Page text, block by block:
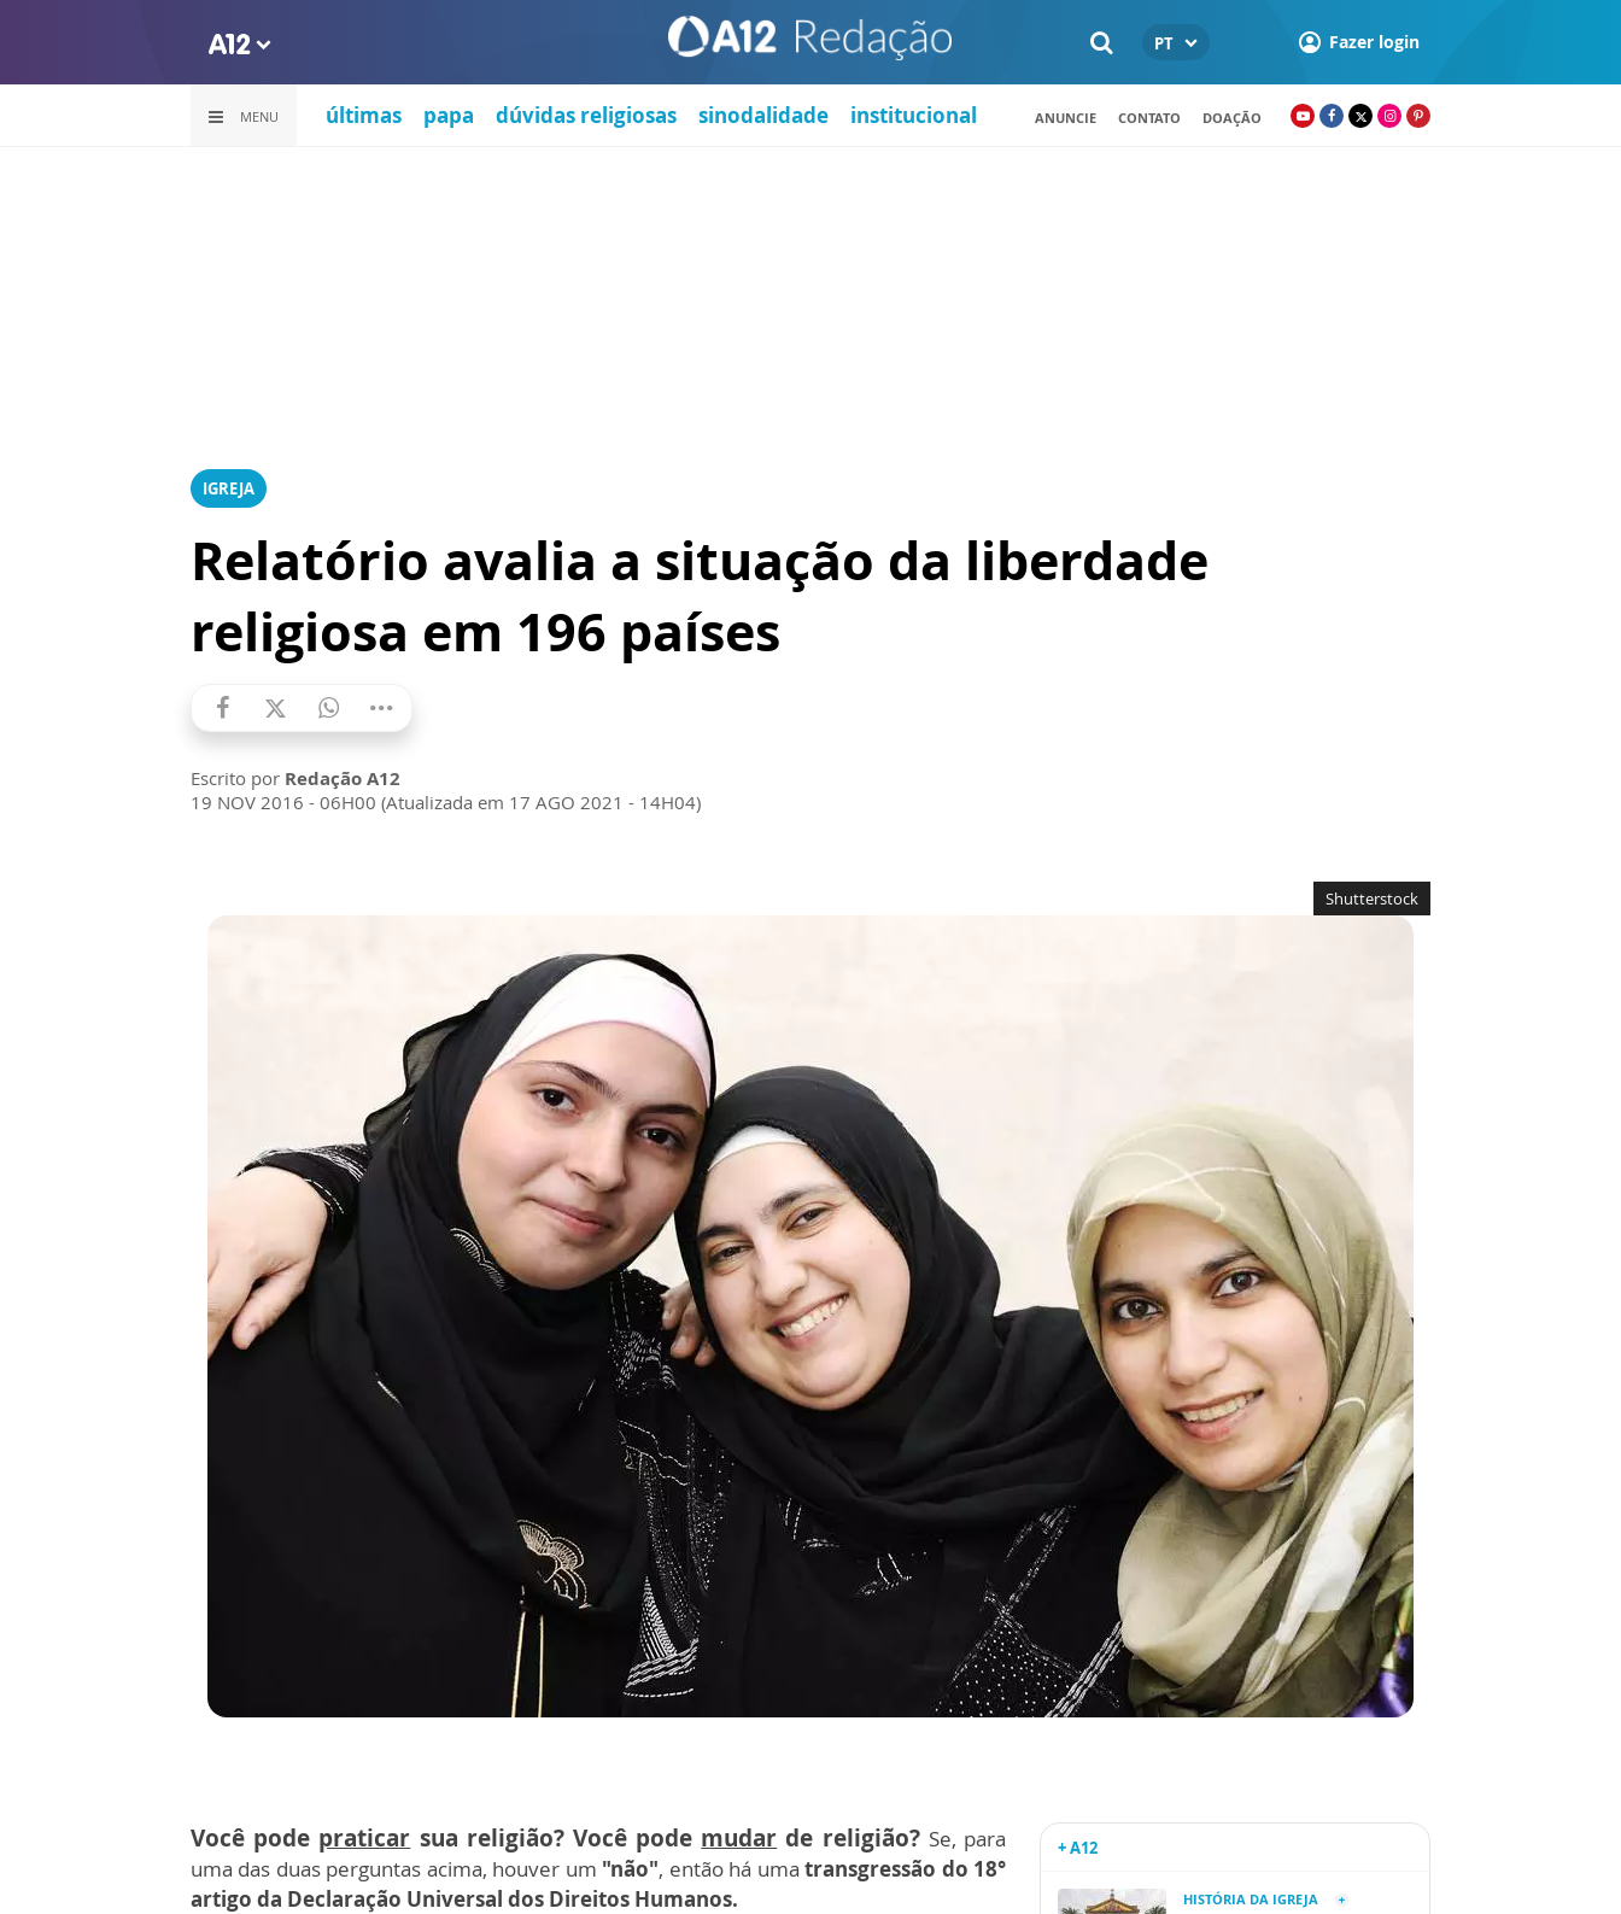
PT Fazer login
MENU últimas papa dúvidas religiosas sinodalidade institucional ANUNCIE CONTATO DOAÇÃO
IGREJA
Relatório avalia a situação da liberdade
religiosa em 196 países
Escrito por Redação A12
19 NOV 2016 - 06H00 (Atualizada em 17 AGO 2021 - 14H04)
Shutterstock
Você pode praticar sua religião? Você pode mudar de religião? Se, para
uma das duas perguntas acima, houver um "não", então há uma transgressão do 18°
artigo da Declaração Universal dos Direitos Humanos.
+ A12
HISTÓRIA DA IGREJA